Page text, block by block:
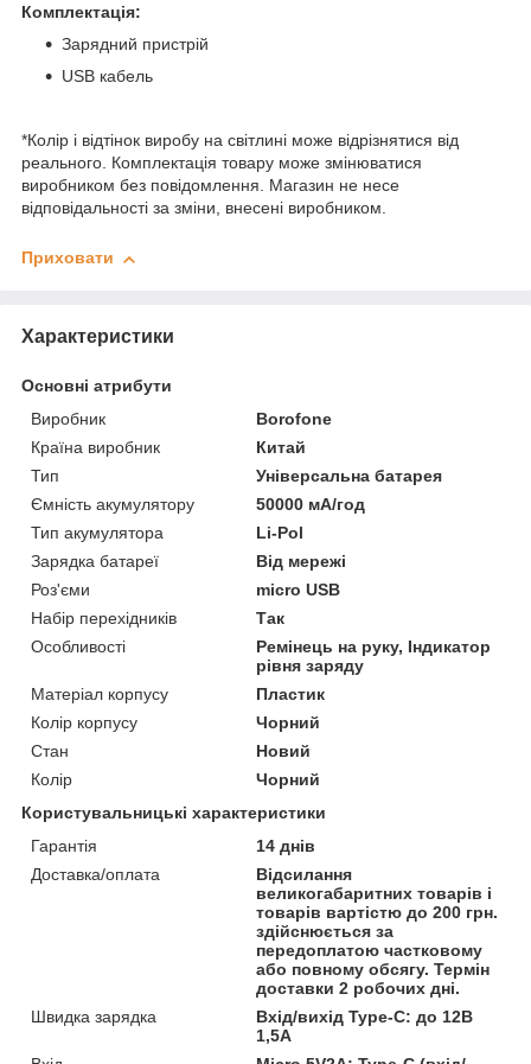
Комплектація:
Зарядний пристрій
USB кабель
*Колір і відтінок виробу на світлині може відрізнятися від
реального. Комплектація товару може змінюватися
виробником без повідомлення. Магазин не несе
відповідальності за зміни, внесені виробником.
Приховати
Характеристики
Основні атрибути
Виробник
Borofone
Країна виробник
Китай
Тип
Універсальна батарея
Ємність акумулятору
50000 мА/год
Тип акумулятора
Li-Pol
Зарядка батареї
Від мережі
Роз'єми
micro USB
Набір перехідників
Так
Особливості
Ремінець на руку, Індикатор
рівня заряду
Матеріал корпусу
Пластик
Колір корпусу
Чорний
Стан
Новий
Колір
Чорний
Користувальницькі характеристики
Гарантія
14 днів
Доставка/оплата
Відсилання
великогабаритних товарів і
товарів вартістю до 200 грн.
здійснюється за
передоплатою частковому
або повному обсягу. Термін
доставки 2 робочих дні.
Швидка зарядка
Вхід/вихід Type-C: до 12В
1,5А